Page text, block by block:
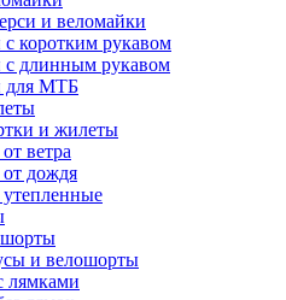
и веломайки
коротким рукавом
с длинным рукавом
для МТБ
и жилеты
ветра
дождя
и велошорты
лямками